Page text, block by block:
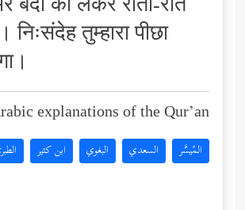
तुम्हारा पीछा
explanations of the Qur’an:
المُيسَّر السعدي البغوي ابن كثير